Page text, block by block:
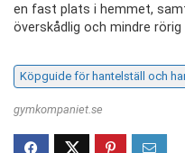
2099 kr.1699 kr.
en fast plats i hemmet,
överskådlig och mindre
Köpguide för hantelställ och
gymkompaniet.se